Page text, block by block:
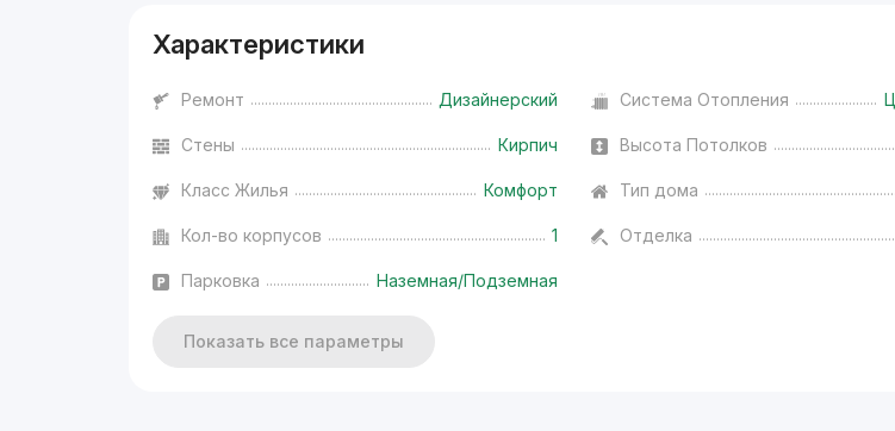
Характеристики
Ремонт Дизайнерский Система Отопления
Стены Кирпич Высота Потолков
Класс Жилья Комфорт Тип дома
Кол-во корпусов 1 Отделка
Парковка Наземная/Подземная
Показать все параметры